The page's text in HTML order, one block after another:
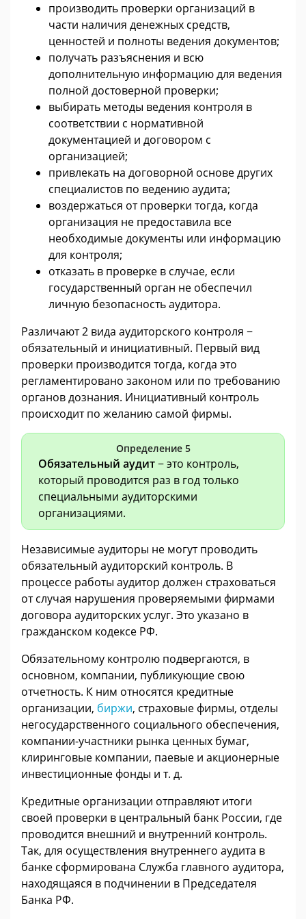
производить проверки организаций в
части наличия денежных средств,
ценностей и полноты ведения документов;
получать разъяснения и всю
дополнительную информацию для ведения
полной достоверной проверки;
выбирать методы ведения контроля в
соответствии с нормативной
документацией и договором с
организацией;
привлекать на договорной основе других
специалистов по ведению аудита;
воздержаться от проверки тогда, когда
организация не предоставила все
необходимые документы или информацию
для контроля;
отказать в проверке в случае, если
государственный орган не обеспечил
личную безопасность аудитора.
Различают 2 вида аудиторского контроля −
обязательный и инициативный. Первый вид
проверки производится тогда, когда это
регламентировано законом или по требованию
органов дознания. Инициативный контроль
происходит по желанию самой фирмы.
Определение 5
Обязательный аудит− это контроль,
который проводится раз в год только
специальными аудиторскими
организациями.
Независимые аудиторы не могут проводить
обязательный аудиторский контроль. В
процессе работы аудитор должен страховаться
от случая нарушения проверяемыми фирмами
договора аудиторских услуг. Это указано в
гражданском кодексе РФ.
Обязательному контролю подвергаются, в
основном, компании, публикующие свою
отчетность. К ним относятся кредитные
организации, биржи, страховые фирмы, отделы
негосударственного социального обеспечения,
компании-участники рынка ценных бумаг,
клиринговые компании, паевые и акционерные
инвестиционные фонды и т. д.
Кредитные организации отправляют итоги
своей проверки в центральный банк России, где
проводится внешний и внутренний контроль.
Так, для осуществления внутреннего аудита в
банке сформирована Служба главного аудитора,
находящаяся в подчинении в Председателя
Банка РФ.